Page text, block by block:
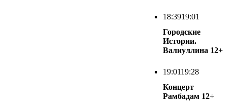
18:3919:01
Городские
Истории.
Валиуллина 12+
19:0119:28
Концерт
Рамбадам 12+